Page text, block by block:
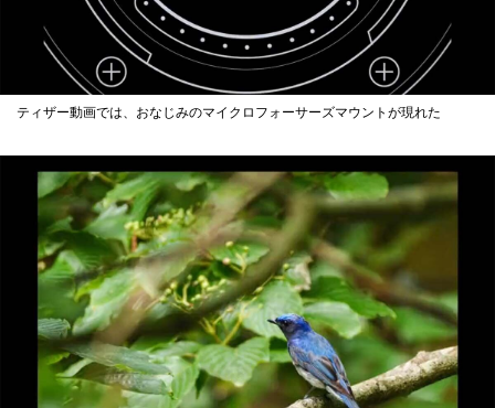
ティザー動画では、おなじみのマイクロフォーサーズマウントが現れた